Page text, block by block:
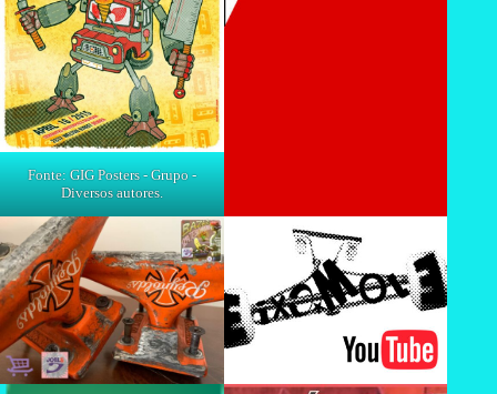
Fonte: GIG Posters - Grupo -
Diversos autores.